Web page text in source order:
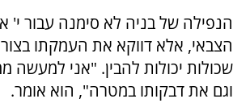
הנפילה של בניה לא סימנה עבור
הצבאי, אלא דווקא את העמקתו
שכולות יכולות להבין. "אני למעשה
וגם את דבקותו במטרה", הוא אומר.